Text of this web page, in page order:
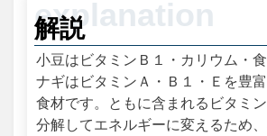
解説
小豆はビタミンＢ１・カリウム・
ナギはビタミンＡ・Ｂ１・Ｅを豊
食材です。ともに含まれるビタミ
分解してエネルギーに変えるため